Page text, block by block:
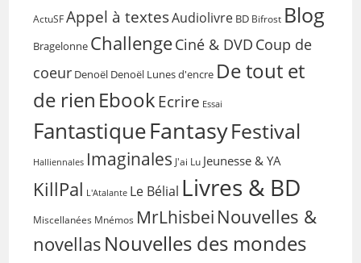
ActuSF Appel à textesAudiolivre BD Bifrost Blog
Bragelonne ChallengeCiné & DVD Coup de
coeur Denoël Denoël Lunes d'encre De tout et
de rien EbookEcrire Essai
FantastiqueFantasyFestival
Halliennales Imaginales J'ai Lu Jeunesse & YA
KillPal L'Atalante Le Bélial Livres & BD
Miscellanées Mnémos MrLhisbei Nouvelles &
novellas Nouvelles des mondes